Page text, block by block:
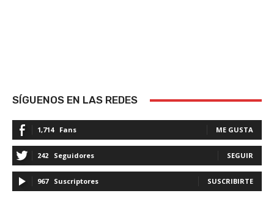
SÍGUENOS EN LAS REDES
1,714 Fans ME GUSTA
242 Seguidores SEGUIR
967 Suscriptores SUSCRIBIRTE